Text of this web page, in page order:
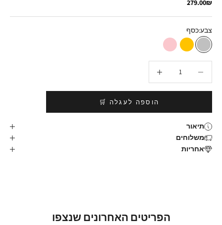
מחיר מבצע
279.00₪
צבע:כסף
כסף זהב
רוז גולד
הוספה לעגלה 🛒
תיאור
משלוחים
אחריות
הפריטים האחרונים שנצפו